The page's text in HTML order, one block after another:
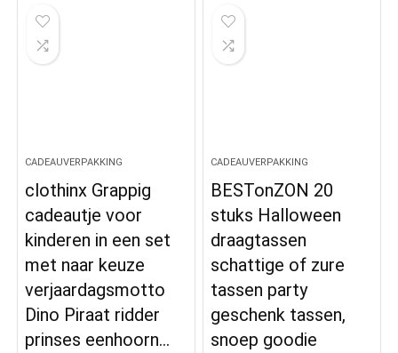
CADEAUVERPAKKING
clothinx Grappig
cadeautje voor
kinderen in een set
met naar keuze
verjaardagsmotto
Dino Piraat ridder
prinses eenhoorn…
CADEAUVERPAKKING
BESTonZON 20
stuks Halloween
draagtassen
schattige of zure
tassen party
geschenk tassen,
snoep goodie